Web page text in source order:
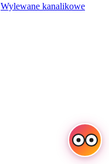
Wylewane kanalikowe